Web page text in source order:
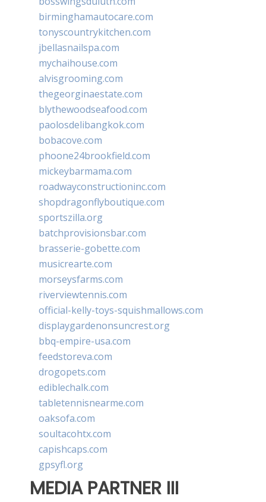
birminghamautocare.com
tonyscountrykitchen.com
jbellasnailspa.com
mychaihouse.com
alvisgrooming.com
thegeorginaestate.com
blythewoodseafood.com
paolosdelibangkok.com
bobacove.com
phoone24brookfield.com
mickeybarmama.com
roadwayconstructioninc.com
shopdragonflyboutique.com
sportszilla.org
batchprovisionsbar.com
brasserie-gobette.com
musicrearte.com
morseysfarms.com
riverviewtennis.com
official-kelly-toys-squishmallows.com
displaygardenonsuncrest.org
bbq-empire-usa.com
feedstoreva.com
drogopets.com
ediblechalk.com
tabletennisnearme.com
oaksofa.com
soultacohtx.com
capishcaps.com
gpsyfl.org
MEDIA PARTNER III